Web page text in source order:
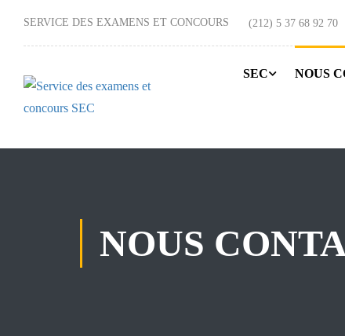
SERVICE DES EXAMENS ET CONCOURS (212) 5 37 68 92 70
SEC NOUS
NOUS